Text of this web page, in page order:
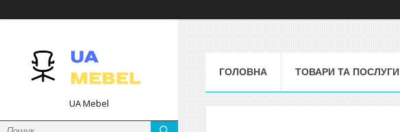
UA Mebel
ГОЛОВНА ТОВАРИ ТА ПОСЛУГИ